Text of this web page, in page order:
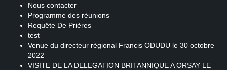
Nous contacter
Programme des réunions
Requête De Prières
test
Venue du directeur régional Francis ODUDU le 30 octobre
2022
VISITE DE LA DELEGATION BRITANNIQUE A ORSAY LE